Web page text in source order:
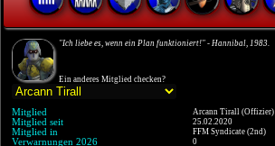
"Ich liebe es, wenn ein Plan funktioniert!" - Hannibal, 1983.
Ein anderes Mitglied checken?
Mitglied Arcann Tirall (Offizier)
Mitglied seit 25.02.2020
Mitglied in FFM Syndicate (2nd)
Verwarnungen 2026 0